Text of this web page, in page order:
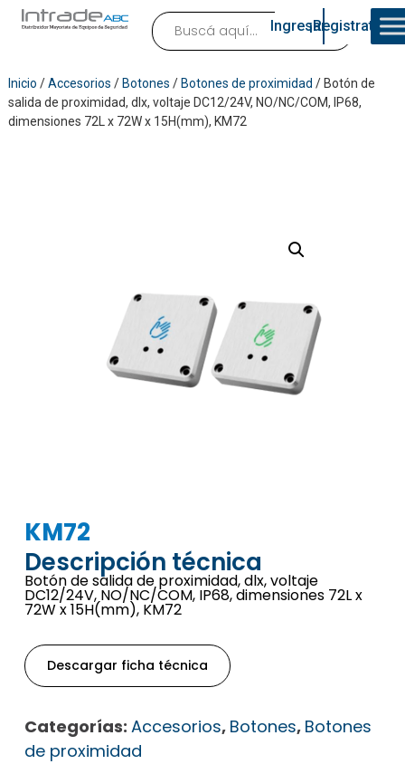
Ingresar¡Registrate!
Inicio /Accesorios / Botones / Botones de proximidad / Botón de
salida de proximidad, dlx, voltaje DC12/24V, NO/NC/COM, IP68,
dimensiones 72L x 72W x 15H(mm), KM72
KM72
Descripción técnica
Botón de salida de proximidad, dlx, voltaje
DC12/24V, NO/NC/COM, IP68, dimensiones 72L x
72W x 15H(mm), KM72
Descargar ficha técnica
Categorías: Accesorios, Botones, Botones
de proximidad